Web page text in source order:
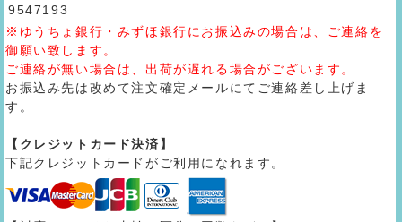
9547193
※ゆうちょ銀行・みずほ銀行にお振込みの場合は、ご連絡を
御願い致します。
ご連絡が無い場合は、出荷が遅れる場合がございます。
お振込み先は改めて注文確定メールにてご連絡差し上げま
す。
【クレジットカード決済】
下記クレジットカードがご利用になれます。